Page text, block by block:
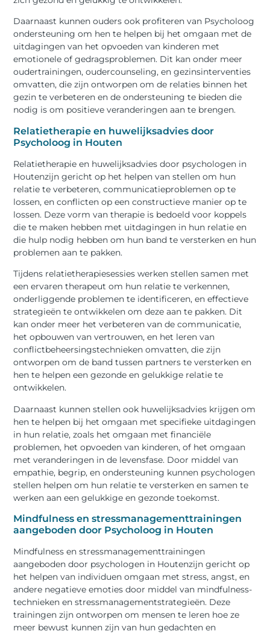
Daarnaast kunnen ouders ook profiteren van Psycholoog
ondersteuning om hen te helpen bij het omgaan met de
uitdagingen van het opvoeden van kinderen met
emotionele of gedragsproblemen. Dit kan onder meer
oudertrainingen, oudercounseling, en gezinsinterventies
omvatten, die zijn ontworpen om de relaties binnen het
gezin te verbeteren en de ondersteuning te bieden die
nodig is om positieve veranderingen aan te brengen.
Relatietherapie en huwelijksadvies door
Psycholoog in Houten
Relatietherapie en huwelijksadvies door psychologen in
Houtenzijn gericht op het helpen van stellen om hun
relatie te verbeteren, communicatieproblemen op te
lossen, en conflicten op een constructieve manier op te
lossen. Deze vorm van therapie is bedoeld voor koppels
die te maken hebben met uitdagingen in hun relatie en
die hulp nodig hebben om hun band te versterken en hun
problemen aan te pakken.
Tijdens relatietherapiesessies werken stellen samen met
een ervaren therapeut om hun relatie te verkennen,
onderliggende problemen te identificeren, en effectieve
strategieën te ontwikkelen om deze aan te pakken. Dit
kan onder meer het verbeteren van de communicatie,
het opbouwen van vertrouwen, en het leren van
conflictbeheersingstechnieken omvatten, die zijn
ontworpen om de band tussen partners te versterken en
hen te helpen een gezonde en gelukkige relatie te
ontwikkelen.
Daarnaast kunnen stellen ook huwelijksadvies krijgen om
hen te helpen bij het omgaan met specifieke uitdagingen
in hun relatie, zoals het omgaan met financiële
problemen, het opvoeden van kinderen, of het omgaan
met veranderingen in de levensfase. Door middel van
empathie, begrip, en ondersteuning kunnen psychologen
stellen helpen om hun relatie te versterken en samen te
werken aan een gelukkige en gezonde toekomst.
Mindfulness en stressmanagementtrainingen
aangeboden door Psycholoog in Houten
Mindfulness en stressmanagementtrainingen
aangeboden door psychologen in Houtenzijn gericht op
het helpen van individuen omgaan met stress, angst, en
andere negatieve emoties door middel van mindfulness-
technieken en stressmanagementstrategieën. Deze
trainingen zijn ontworpen om mensen te leren hoe ze
meer bewust kunnen zijn van hun gedachten en